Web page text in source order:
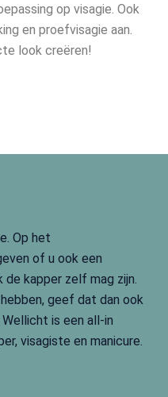
op visagie. Ook
en proefvisagie aan.
look creëren!
Op het
of u ook een
kapper zelf mag zijn.
geef dat dan ook
is een all-in
visagiste en manicure.